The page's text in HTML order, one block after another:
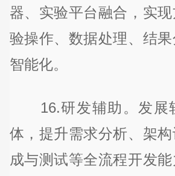
器、实验平台融合，实
验操作、数据处理、结
智能化。
16.研发辅助。发展
体，提升需求分析、架
成与测试等全流程开发